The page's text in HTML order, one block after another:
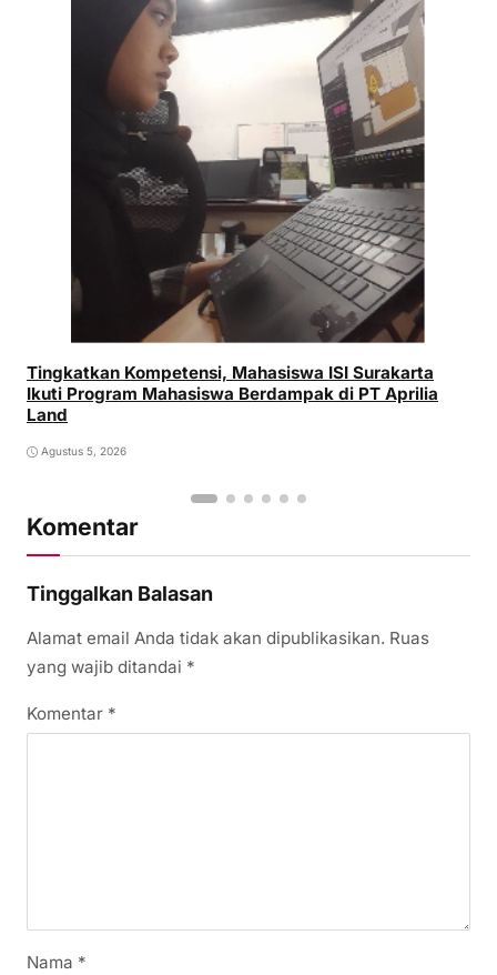
Tingkatkan Kompetensi, Mahasiswa ISI Surakarta
Ikuti Program Mahasiswa Berdampak di PT Aprilia
Land
Agustus 5, 2026
Komentar
Tinggalkan Balasan
Alamat email Anda tidak akan dipublikasikan. Ruas
yang wajib ditandai *
Komentar *
Nama *